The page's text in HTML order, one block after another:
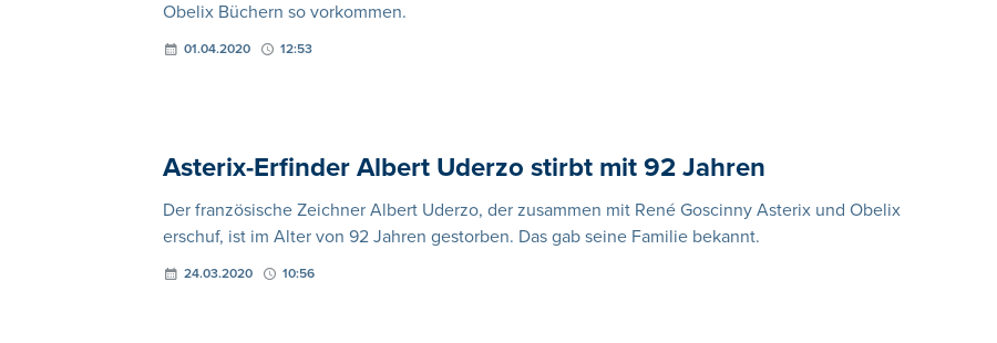
Obelix Büchern so vorkommen.
01.04.2020 12:53
Asterix-Erfinder Albert Uderzo stirbt mit 92 Jahren
Der französische Zeichner Albert Uderzo, der zusammen mit René Goscinny Asterix und Obelix
erschuf, ist im Alter von 92 Jahren gestorben. Das gab seine Familie bekannt.
24.03.2020 10:56